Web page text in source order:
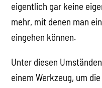
eigentlich gar keine
mehr, mit denen man
eingehen können.
Unter diesen
einem Werkzeug, um